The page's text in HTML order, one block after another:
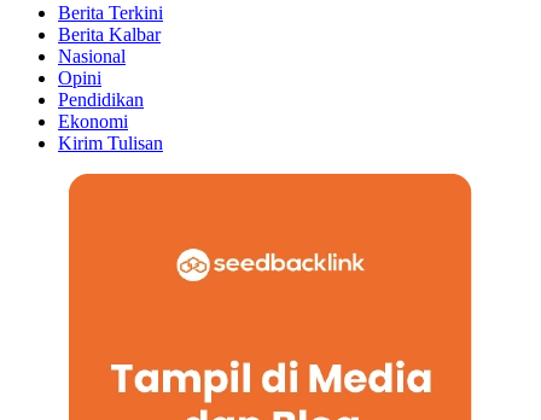
Berita Terkini
Berita Kalbar
Nasional
Opini
Pendidikan
Ekonomi
Kirim Tulisan